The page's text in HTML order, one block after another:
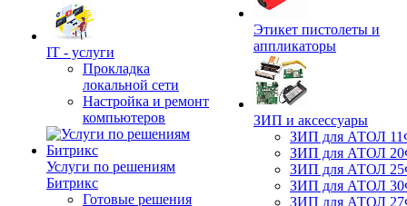
IT - услуги
Прокладка
локальной сети
Настройка и ремонт
компьютеров
Услуги по решениям
Битрикс
Готовые решения
Этикет пистолеты и
аппликаторы
ЗИП и аксессуары
ЗИП для АТОЛ
ЗИП для АТОЛ
ЗИП для АТОЛ
ЗИП для АТОЛ
ЗИП для АТОЛ